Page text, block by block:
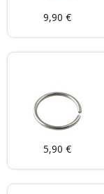
9,90 €
5,90 €